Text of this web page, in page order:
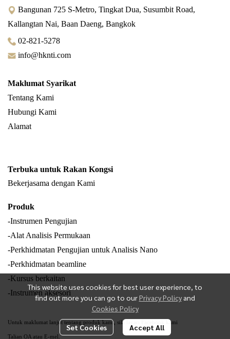
This website uses cookies for best user experience, to
find out more you can go to ourPrivacy Policy and
Cookies Policy
Set Cookies Accept All
Bangunan 725 S-Metro, Tingkat Dua, Susumbit Road,
Kallangtan Nai, Baan Daeng, Bangkok
02-821-5278
info@hknti.com
Maklumat Syarikat
Tentang Kami
Hubungi Kami
Alamat
Terbuka untuk Rakan Kongsi
Bekerjasama dengan Kami
Produk
-Instrumen Pengujian
-Alat Analisis Permukaan
-Perkhidmatan Pengujian untuk Analisis Nano
-Perkhidmatan beamline
-Kursus berkaitan
-Instrumen aksesori
Untuk maklumat lanjut tentang produk kami, sila layari Facebook kami
Talian OA atau E-mel.